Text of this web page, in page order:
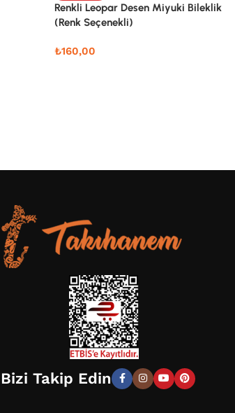
Renkli Leopar Desen Miyuki Bileklik
(Renk Seçenekli)
₺160,00
Bizi Takip Edin